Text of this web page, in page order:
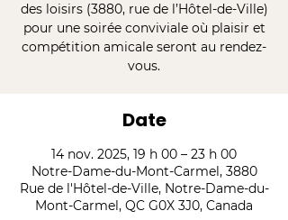
des loisirs (3880, rue de l’Hôtel-de-Ville)
pour une soirée conviviale où plaisir et
compétition amicale seront au rendez-
vous.
Date
14 nov. 2025, 19 h 00 – 23 h 00
Notre-Dame-du-Mont-Carmel, 3880
Rue de l'Hôtel-de-Ville, Notre-Dame-du-
Mont-Carmel, QC G0X 3J0, Canada